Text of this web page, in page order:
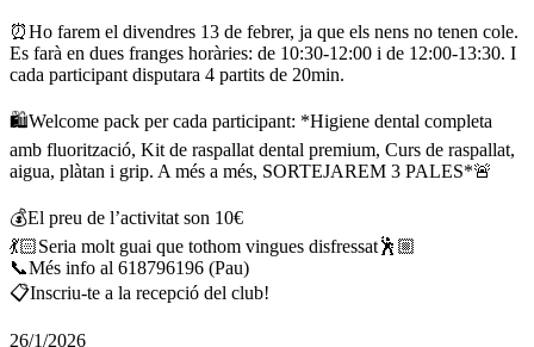
⏰Ho farem el divendres 13 de febrer, ja que els nens no tenen cole.
Es farà en dues franges horàries: de 10:30-12:00 i de 12:00-13:30. I
cada participant disputara 4 partits de 20min.
🛍️Welcome pack per cada participant: *Higiene dental completa
amb fluorització, Kit de raspallat dental premium, Curs de raspallat,
aigua, plàtan i grip. A més a més, SORTEJAREM 3 PALES*🚨
💰El preu de l’activitat son 10€
💃🏻Seria molt guai que tothom vingues disfressat🕺🏼
📞Més info al 618796196 (Pau)
📋Inscriu-te a la recepció del club!
26/1/2026